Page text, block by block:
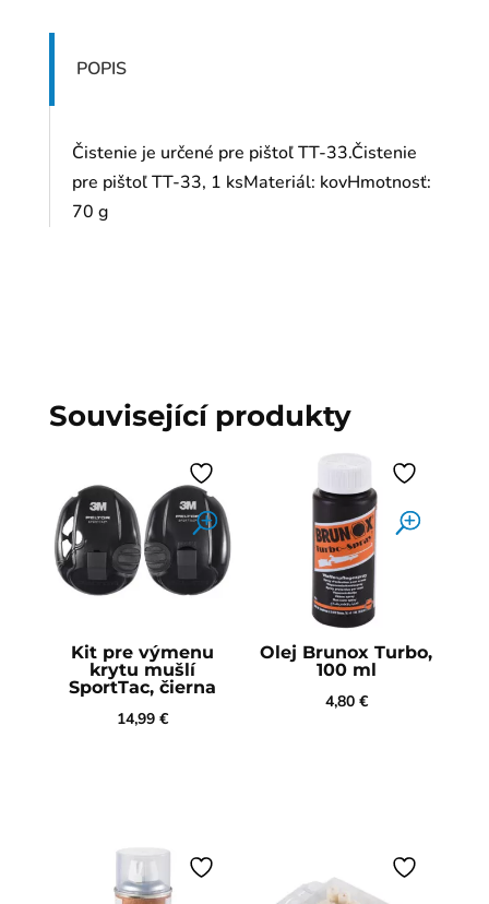
POPIS
Čistenie je určené pre pištoľ TT-33.Čistenie
pre pištoľ TT-33, 1 ksMateriál: kovHmotnosť:
70 g
Související produkty
Kit pre výmenu
krytu mušlí
SportTac, čierna
14,99€
Olej Brunox Turbo,
100 ml
4,80 €